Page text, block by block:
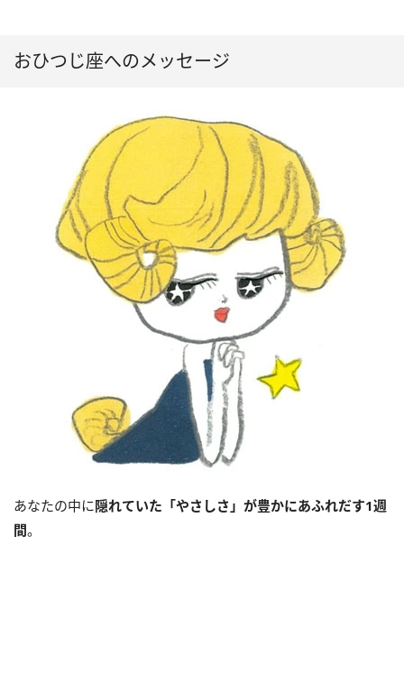
おひつじ座へのメッセージ
あなたの中に隠れていた「やさしさ」が豊かにあふれだす1週
間。